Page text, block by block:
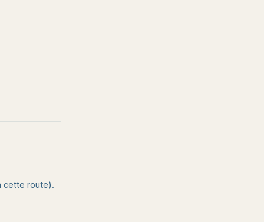
cette route).